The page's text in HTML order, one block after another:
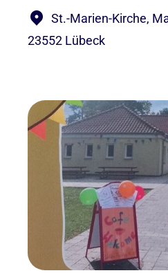
St.-Marien-Kirche,
23552 Lübeck